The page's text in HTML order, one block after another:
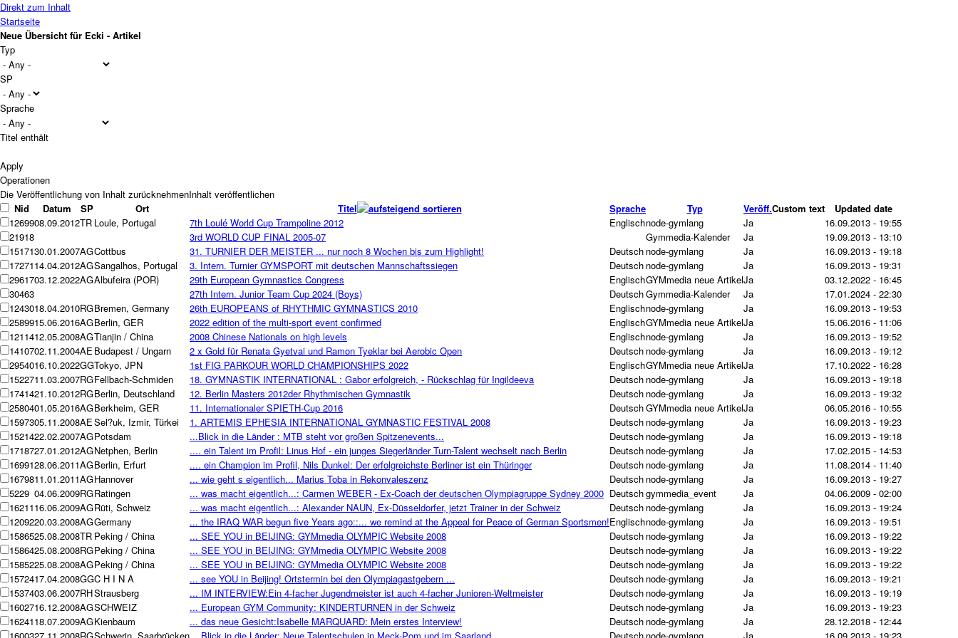
Direkt zum Inhalt
Startseite
Neue Übersicht für Ecki - Artikel
Typ
SP
Sprache
Titel enthält
Operationen
Nid Datum SP Ort Titel Sprache Typ Veröff.Custom text
Updated date
1269908.09.2012TR Loule, Portugal 7th Loulé World Cup Trampoline 2012 Englischnode-gymlang Ja
16.09.2013 - 19:55
21918
3rd WORLD CUP FINAL 2005-07 Gymmedia-Kalender Ja
19.09.2013 - 13:10
1517130.01.2007AGCottbus 31. TURNIER DER MEISTER ... nur noch 8 Wochen bis zum Highlight! Deutsch node-gymlang Ja
16.09.2013 - 19:18
1727114.04.2012AGSangalhos, Portugal 3. Intern. Turnier GYMSPORT mit deutschen Mannschaftssiegen Deutsch node-gymlang Ja
16.09.2013 - 19:31
2961703.12.2022AGAlbufeira (POR) 29th European Gymnastics Congress EnglischGYMmedia neue ArtikelJa
03.12.2022 - 16:45
30463
27th Intern. Junior Team Cup 2024 (Boys) DeutschGymmedia-Kalender Ja
17.01.2024 - 22:30
1243018.04.2010RGBremen, Germany 26th EUROPEANS of RHYTHMIC GYMNASTICS 2010 Englischnode-gymlang Ja
16.09.2013 - 19:53
2589915.06.2016AGBerlin, GER 2022 edition of the multi-sport event confirmed EnglischGYMmedia neue ArtikelJa
15.06.2016 - 11:06
1211412.05.2008AGTianjin / China 2008 Chinese Nationals on high levels Englischnode-gymlang Ja
16.09.2013 - 19:52
1410702.11.2004AE Budapest / Ungarn 2 x Gold für Renata Gyetvai und Ramon Tyeklar bei Aerobic Open Deutsch node-gymlang Ja
16.09.2013 - 19:12
2954016.10.2022GGTokyo, JPN 1st FIG PARKOUR WORLD CHAMPIONSHIPS 2022 EnglischGYMmedia neue ArtikelJa
17.10.2022 - 16:28
1522711.03.2007RGFellbach-Schmiden 18. GYMNASTIK INTERNATIONAL : Gabor erfolgreich, - Rückschlag für Ingildeeva Deutsch node-gymlang Ja
16.09.2013 - 19:18
1741421.10.2012RGBerlin, Deutschland 12. Berlin Masters 2012der Rhythmischen Gymnastik Deutsch node-gymlang Ja
16.09.2013 - 19:32
2580401.05.2016AGBerkheim, GER 11. Internationaler SPIETH-Cup 2016 DeutschGYMmedia neue ArtikelJa
06.05.2016 - 10:55
1597305.11.2008AESel?uk, Izmir, Türkei 1. ARTEMIS EPHESIA INTERNATIONAL GYMNASTIC FESTIVAL 2008 Deutsch node-gymlang Ja
16.09.2013 - 19:23
1521422.02.2007AGPotsdam ...Blick in die Länder : MTB steht vor großen Spitzenevents... Deutsch node-gymlang Ja
16.09.2013 - 19:18
1718727.01.2012AGNetphen, Berlin .... ein Talent im Profil: Linus Hof - ein junges Siegerländer Turn-Talent wechselt nach Berlin Deutsch node-gymlang Ja
17.02.2015 - 14:53
1699128.06.2011AGBerlin, Erfurt .... ein Champion im Profil, Nils Dunkel: Der erfolgreichste Berliner ist ein Thüringer Deutsch node-gymlang Ja
11.08.2014 - 11:40
1679811.01.2011AGHannover ... wie geht s eigentlich... Marius Toba in Rekonvaleszenz Deutsch node-gymlang Ja
16.09.2013 - 19:27
5229 04.06.2009RGRatingen ... was macht eigentlich...: Carmen WEBER - Ex-Coach der deutschen Olympiagruppe Sydney 2000 Deutschgymmedia_event Ja
04.06.2009 - 02:00
1621116.06.2009AGRüti, Schweiz ... was macht eigentlich...: Alexander NAUN, Ex-Düsseldorfer, jetzt Trainer in der Schweiz Deutsch node-gymlang Ja
16.09.2013 - 19:24
1209220.03.2008AGGermany ... the IRAQ WAR begun five Years ago::... we remind at the Appeal for Peace of German Sportsmen!Englischnode-gymlang Ja
16.09.2013 - 19:51
1586525.08.2008TR Peking / China ... SEE YOU in BEIJING: GYMmedia OLYMPIC Website 2008 Deutsch node-gymlang Ja
16.09.2013 - 19:22
1586425.08.2008RGPeking / China ... SEE YOU in BEIJING: GYMmedia OLYMPIC Website 2008 Deutsch node-gymlang Ja
16.09.2013 - 19:22
1585225.08.2008AGPeking / China ... SEE YOU in BEIJING: GYMmedia OLYMPIC Website 2008 Deutsch node-gymlang Ja
16.09.2013 - 19:22
1572417.04.2008GGC H I N A ... see YOU in Beijing! Ortstermin bei den Olympiagastgebern ... Deutsch node-gymlang Ja
16.09.2013 - 19:21
1537403.06.2007RHStrausberg ... IM INTERVIEW:Ein 4-facher Jugendmeister ist auch 4-facher Junioren-Weltmeister Deutsch node-gymlang Ja
16.09.2013 - 19:19
1602716.12.2008AGSCHWEIZ ... European GYM Community: KINDERTURNEN in der Schweiz Deutsch node-gymlang Ja
16.09.2013 - 19:23
1624118.07.2009AGKienbaum ... das neue Gesicht:Isabelle MARQUARD: Mein erstes Interview! Deutsch node-gymlang Ja
28.12.2018 - 12:44